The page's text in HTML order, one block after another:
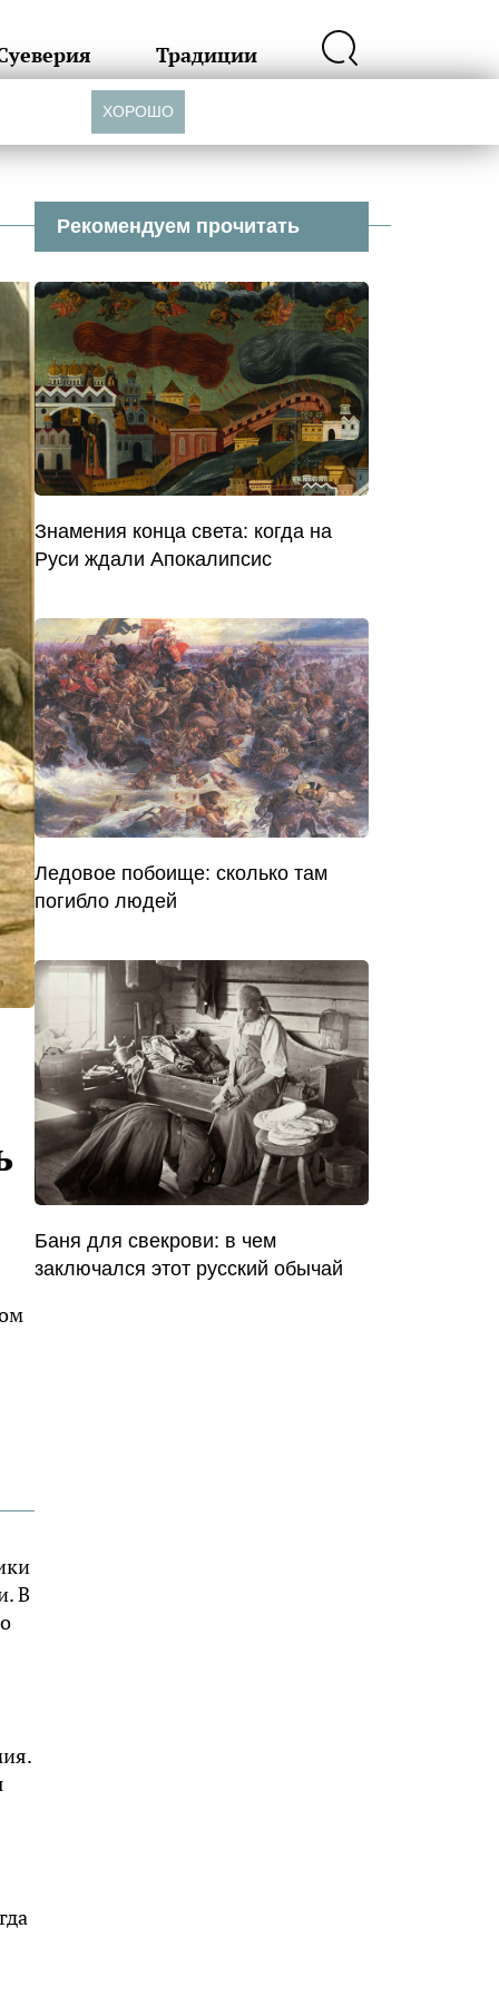
Традиции
В
Рекомендуем прочитать
Знамения конца света: когда на
Руси ждали Апокалипсис
Ледовое побоище: сколько там
погибло людей
Баня для свекрови: в чем
заключался этот русский обычай
ХОРОШО